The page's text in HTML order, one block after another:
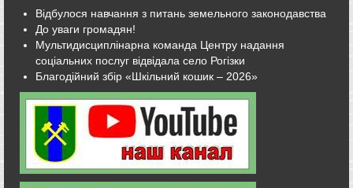
Відбулося навчання з питань земельного законодавства
До уваги громадян!
Мультидисциплінарна команда Центру надання
соціальних послуг відвідала село Рогізки
Благодійний збір «Шкільний кошик – 2026»